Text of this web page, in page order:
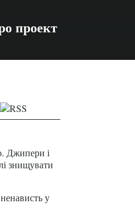
проект
Джипери і
знищувати
у